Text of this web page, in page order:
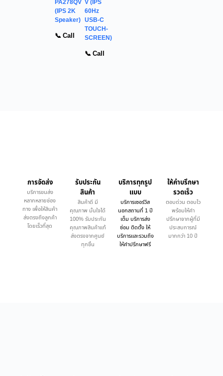
PA278QV
(IPS 2K
Speaker)
📞 Call
V (IPS
60Hz
USB-C
TOUCH-
SCREEN)
📞 Call
การจัดส่ง
บริการขนส่ง
หลากหลายช่อง
ทาง เพื่อให้สินค้า
ส่งตรงถึงลูกค้า
โดยเร็วที่สุด
รับประกัน
สินค้า
สินค้าดี มี
คุณภาพ มั่นใจได้
100% รับประกัน
คุณภาพสินค้าแท้
ส่งตรงจากศูนย์
ทุกชิ้น
บริการทุกรูป
แบบ
บริการเซอร์วิส
นอกสถานที่ 1 ปี
เต็ม บริการส่ง
ซ่อม ติดตั้ง ให้
บริการและรวมถึง
ให้คำปรึกษาฟรี
ให้คำบรึกษา
รวดเร็ว
ตอบด่วน ตอบไว
พร้อมให้คำ
ปรึกษาจากผู้ที่มี
ประสบการณ์
มากกว่า 10 ปี